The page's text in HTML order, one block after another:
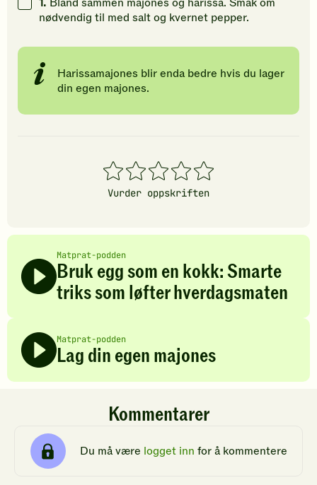
gi
gi
din
vurdere
nødvendig til med salt og kvernet pepper.
Harissamajones blir enda bedre hvis du lager
din egen majones.
1
stjerner
2
stjerner
3
stjerner
4
stjerner
5
stjerner
Vurder oppskriften
Matprat-podden
Bruk egg som en kokk: Smarte
triks som løfter hverdagsmaten
Matprat-podden
Lag din egen majones
Kommentarer
Du må være logget inn for å kommentere